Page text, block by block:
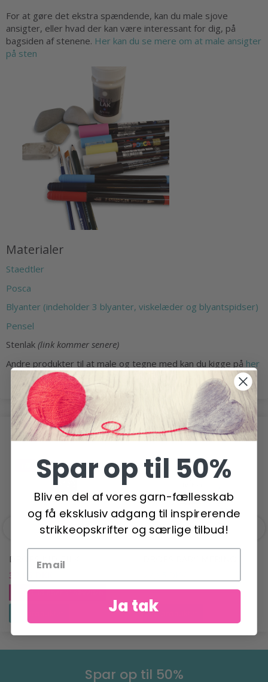
For at gøre det ekstra spændende, kan du male sjove
ansigter, eller hvad der kan være interessant for dig, på
bagsiden af stenene. Her kan du se mere om at male ansigter
på sten
Materialer
Staedtler
Posca
Blyanter (indeholder 3 blyanter, viskelæder og blyantspidser)
Pensel
Stenlak (link kommer senere)
Andre produkter til at male og tegne med kan du kigge på her
ANDRE KØBTE OGSÅ
DROPS KID-SILK
32,95 DKK
Tilbud udløber 31/08/2026
Se produktet
Spar op til 50%
Spar op til 50%
Bliv en del af vores garn-fællesskab
og få eksklusiv adgang til inspirerende
strikkeopskrifter og særlige tilbud!
Ja tak